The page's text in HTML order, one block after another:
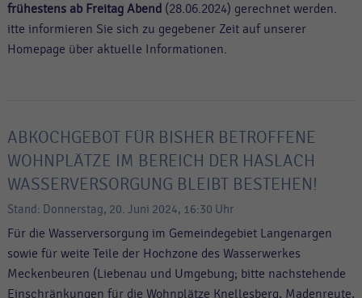
frühestens ab Freitag Abend(28.06.2024) gerechnet werden.
itte informieren Sie sich zu gegebener Zeit auf unserer
Homepage über aktuelle Informationen.
ABKOCHGEBOT FÜR BISHER BETROFFENE
WOHNPLÄTZE IM BEREICH DER HASLACH
WASSERVERSORGUNG BLEIBT BESTEHEN!
Stand: Donnerstag, 20. Juni 2024, 16:30 Uhr
Für die Wasserversorgung im Gemeindegebiet Langenargen
sowie für weite Teile der Hochzone des Wasserwerkes
Meckenbeuren (Liebenau und Umgebung; bitte nachstehende
Einschränkungen für die Wohnplätze Knellesberg, Madenreute,